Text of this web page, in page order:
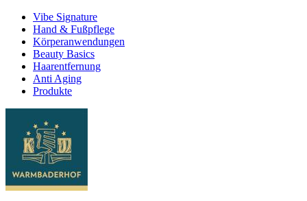
Vibe Signature
Hand & Fußpflege
Körperanwendungen
Beauty Basics
Haarentfernung
Anti Aging
Produkte